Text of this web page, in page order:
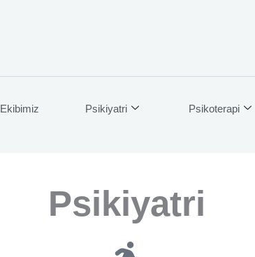
Ekibimiz Psikiyatri Psikoterapi
Psikiyatri